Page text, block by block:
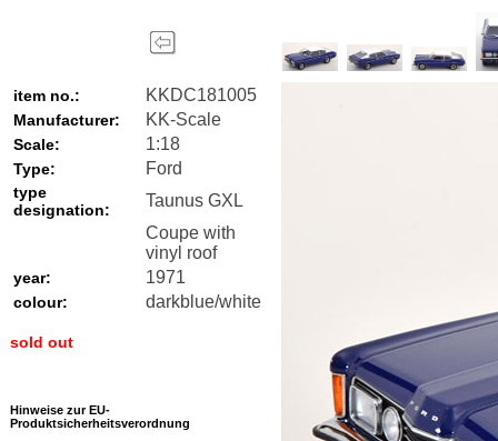
item no.: KKDC181005
Manufacturer: KK-Scale
Scale: 1:18
Type: Ford
type
designation:
Taunus GXL
Coupe with
vinyl roof
year: 1971
colour: darkblue/white
sold out
Hinweise zur EU-
Produktsicherheitsverordnung